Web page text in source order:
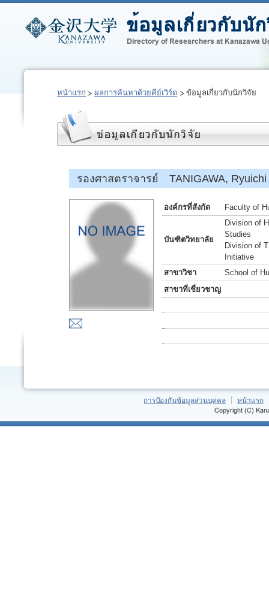
หน้าแรก ผลการค้นหาด้วยคีย์เวิร์ด ข้อมูลเกี่ยวกับนักวิจัย
รองศาสตราจารย์ TANIGAWA, Ryuichi
องค์กรที่สังกัด Faculty of
บันฑิตวิทยาลัย
Division of
Studies
Division of
Initiative
สาขาวิชา
School of
สาขาที่เชี่ยวชาญ
การป้องกันข้อมูลส่วนบุคคล หน้าแรก